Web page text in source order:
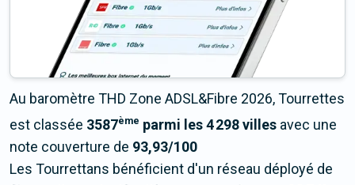
Au baromètre THD Zone ADSL&Fibre 2026, Tourrettes
est classée 3587ème parmi les 4 298 villes avec une
note couverture de 93,93/100
Les Tourrettans bénéficient d'un réseau déployé de